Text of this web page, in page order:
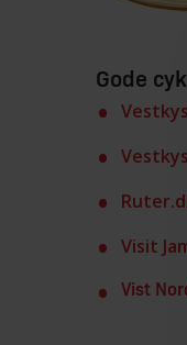
Gode
Visit
Vist